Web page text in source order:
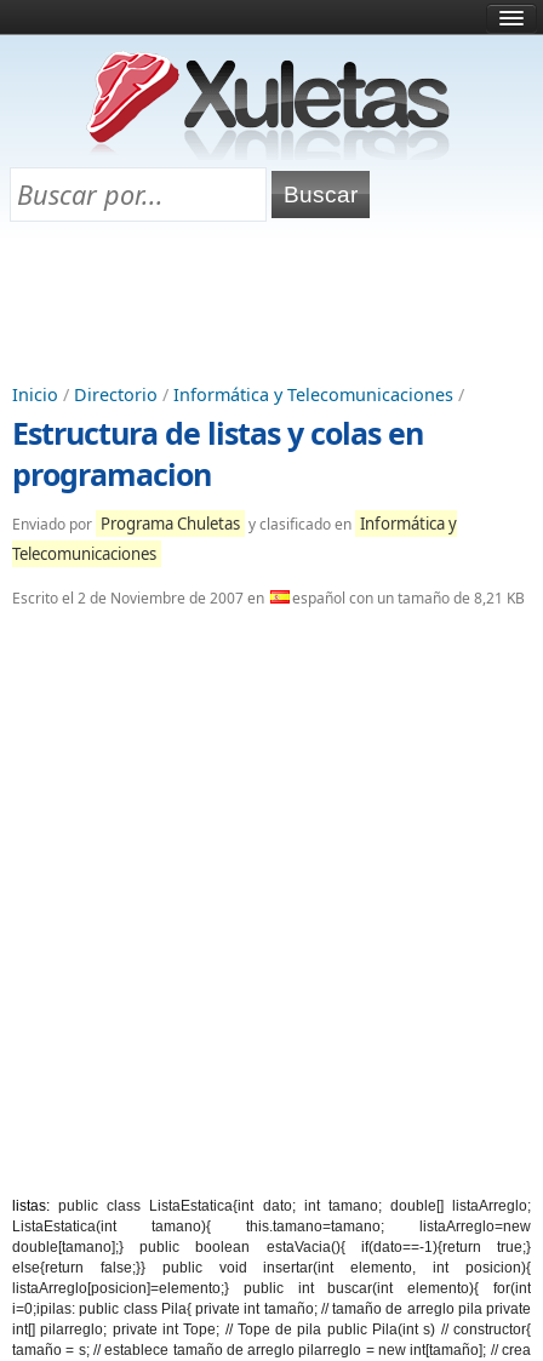
¿Qué es esto?
Directorio
Chuletas para exámenes
Inicio / Directorio / Informática y Telecomunicaciones /
Estructura de listas y colas en
programacion
Enviado por Programa Chuletas y clasificado en Informática y
Telecomunicaciones
Escrito el 2 de Noviembre de 2007en español con un tamaño de 8,21 KB
listas: public class ListaEstatica{int dato; int tamano; double[] listaArreglo;
ListaEstatica(int tamano){ this.tamano=tamano; listaArreglo=new
double[tamano];} public boolean estaVacia(){ if(dato==-1){return true;}
else{return false;}} public void insertar(int elemento, int posicion){
listaArreglo[posicion]=elemento;} public int buscar(int elemento){ for(int
i=0;ipilas: public class Pila{ private int tamaño; // tamaño de arreglo pila private
int[] pilarreglo; private int Tope; // Tope de pila public Pila(int s) // constructor{
tamaño = s; // establece tamaño de arreglo pilarreglo = new int[tamaño]; // crea